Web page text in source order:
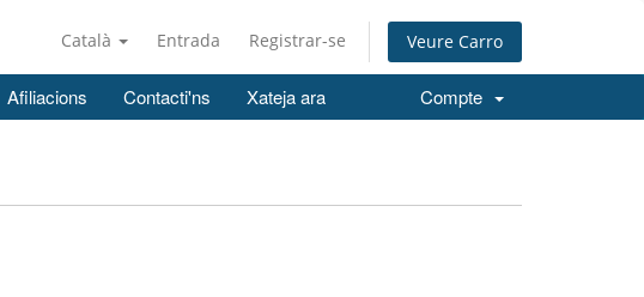
Català Entrada Registrar-se Veure Carro
Afiliacions Contacti'ns Xateja ara Compte